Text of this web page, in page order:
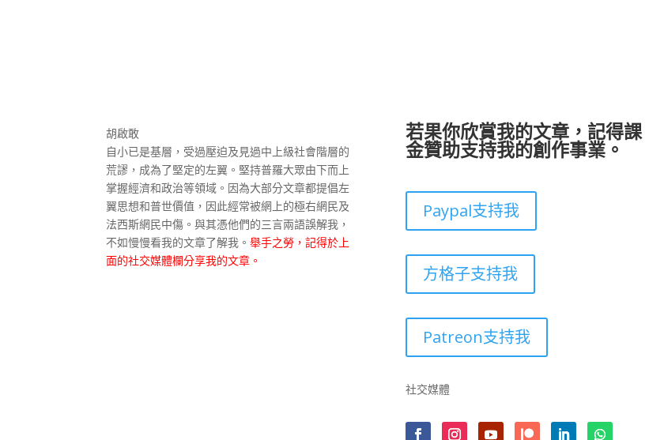
胡啟敢
自小已是基層，受過壓迫及見過中上級社會階層的
荒謬，成為了堅定的左翼。堅持普羅大眾由下而上
掌握經濟和政治等領域。因為大部分文章都提倡左
翼思想和普世價值，因此經常被網上的極右網民及
法西斯網民中傷。與其憑他們的三言兩語誤解我，
不如慢慢看我的文章了解我。舉手之勞，記得於上
面的社交媒體欄分享我的文章。
若果你欣賞我的文章，記得課
金贊助支持我的創作事業。
Paypal支持我
方格子支持我
Patreon支持我
社交媒體